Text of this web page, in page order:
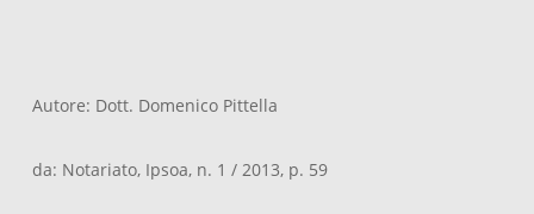
Autore: Dott. Domenico Pittella
da: Notariato, Ipsoa, n. 1 / 2013, p. 59